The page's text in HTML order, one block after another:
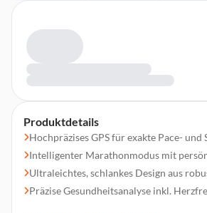
Produktdetails
Hochpräzises GPS für exakte Pace- und
Intelligenter Marathonmodus mit
Ultraleichtes, schlankes Design aus
Präzise Gesundheitsanalyse inkl.